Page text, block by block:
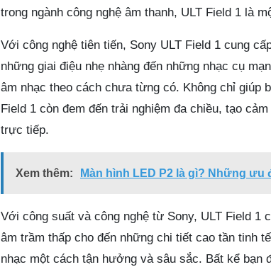
trong ngành công nghệ âm thanh, ULT Field 1 là
Với công nghệ tiên tiến, Sony ULT Field 1 cung
những giai điệu nhẹ nhàng đến những nhạc cụ
âm nhạc theo cách chưa từng có. Không chỉ giúp
Field 1 còn đem đến trải nghiệm đa chiều, tạo
trực tiếp.
Xem thêm: Màn hình LED P2 là gì? Những ưu
Với công suất và công nghệ từ Sony, ULT Field 1
âm trầm thấp cho đến những chi tiết cao tần tinh
nhạc một cách tận hưởng và sâu sắc. Bất kể bạn